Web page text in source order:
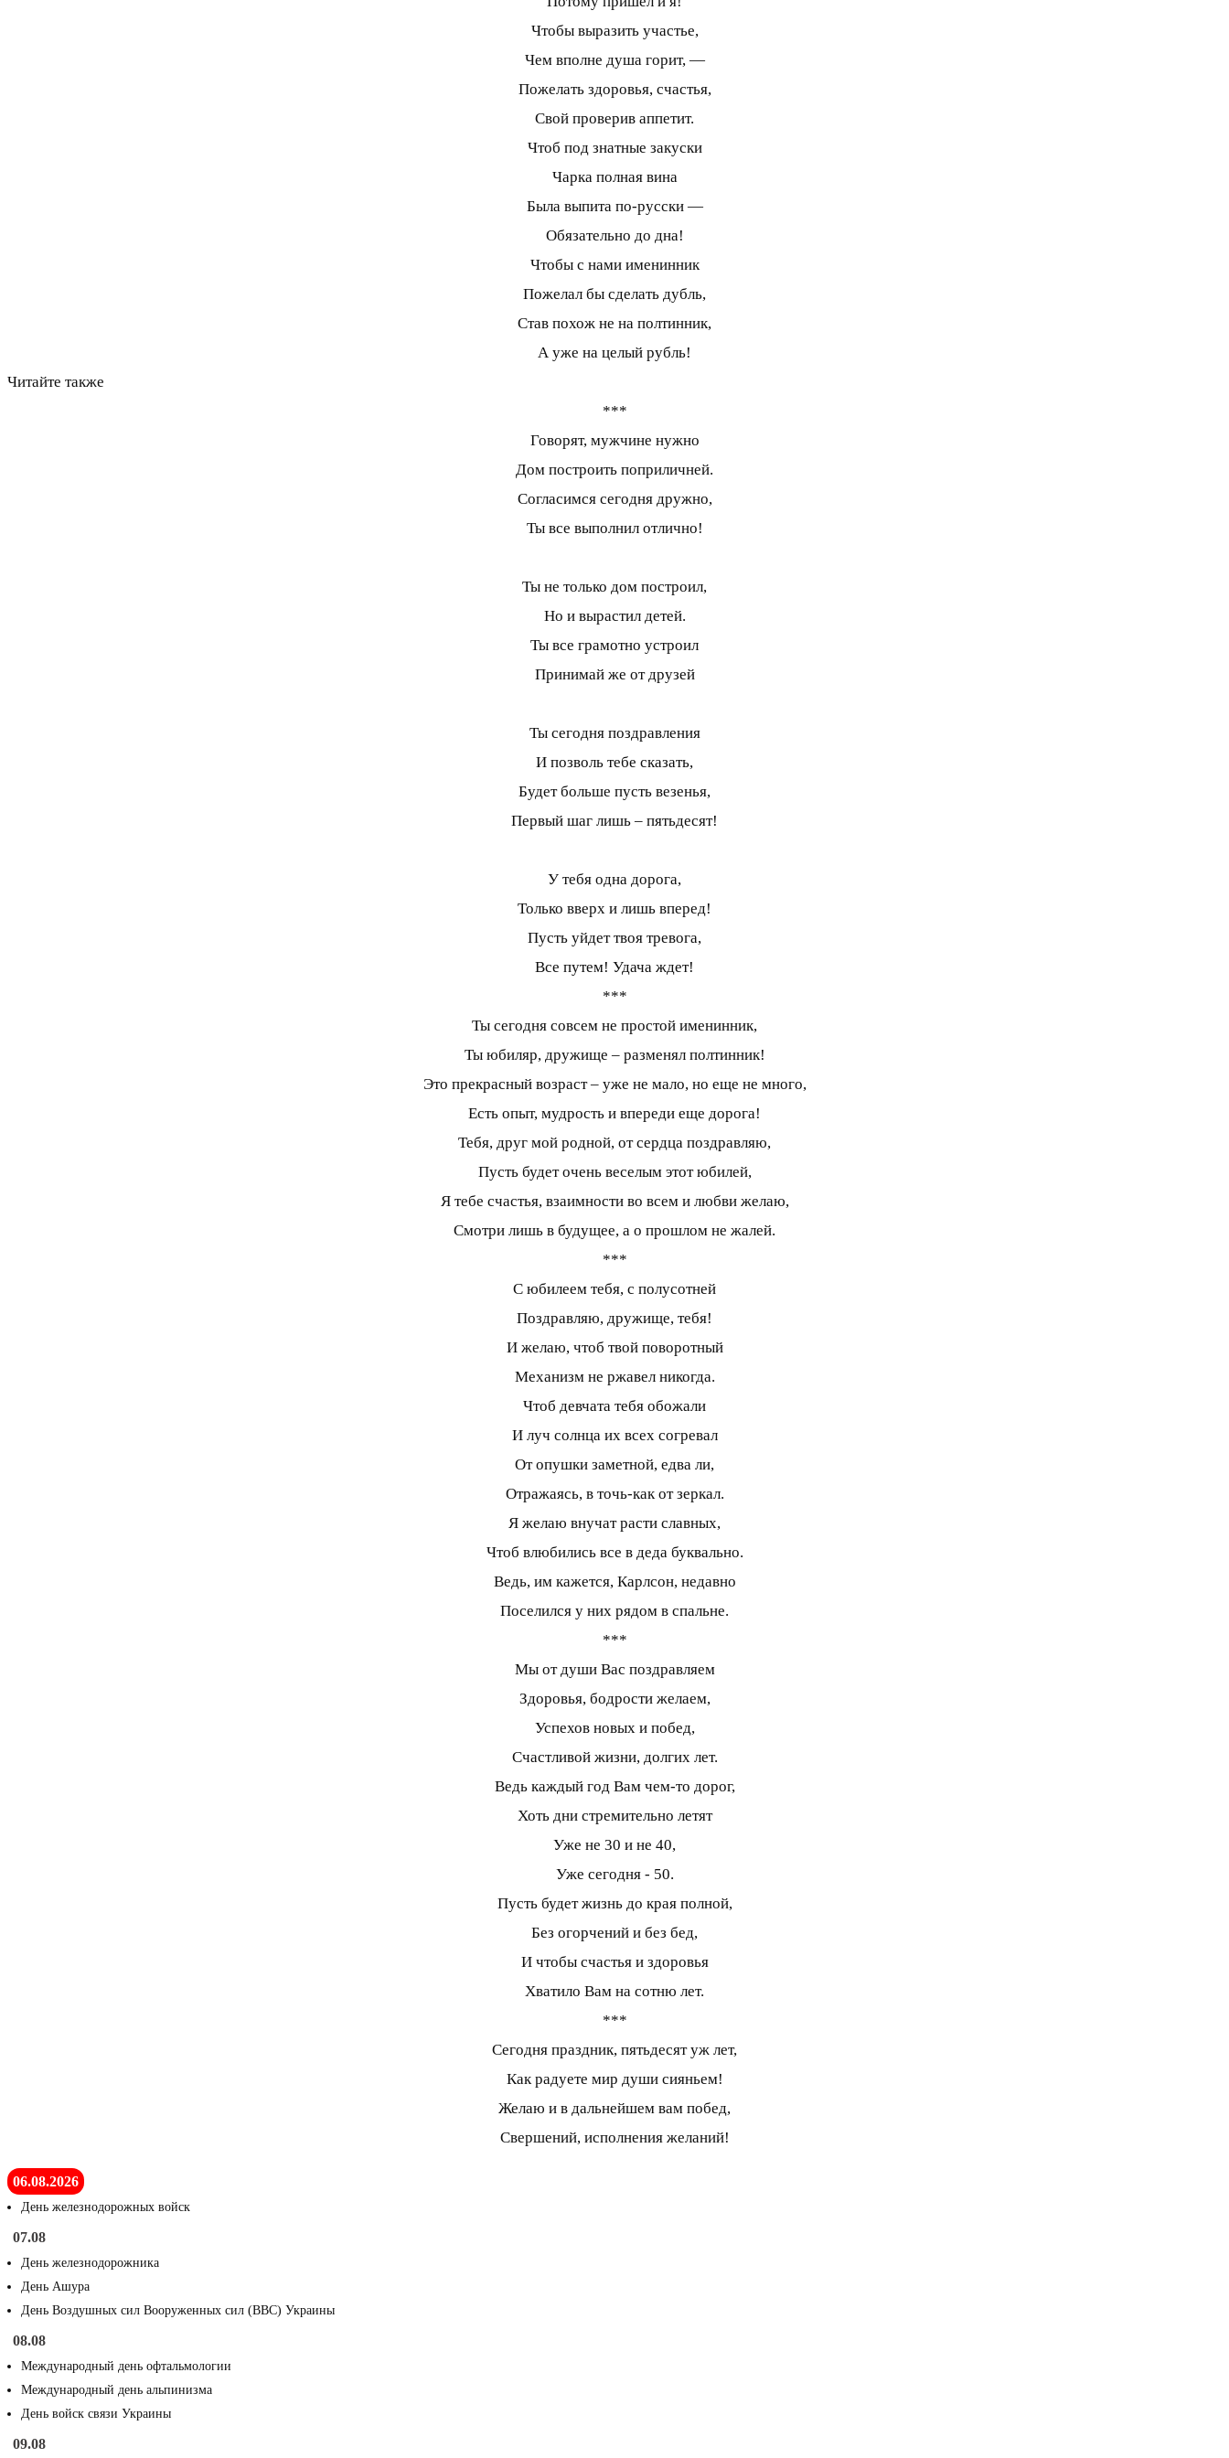
Чтобы выразить участье,
Чем вполне душа горит, —
Пожелать здоровья, счастья,
Свой проверив аппетит.
Чтоб под знатные закуски
Чарка полная вина
Была выпита по-русски —
Обязательно до дна!
Чтобы с нами именинник
Пожелал бы сделать дубль,
Став похож не на полтинник,
А уже на целый рубль!
Читайте также
***
Говорят, мужчине нужно
Дом построить поприличней.
Согласимся сегодня дружно,
Ты все выполнил отлично!
Ты не только дом построил,
Но и вырастил детей.
Ты все грамотно устроил
Принимай же от друзей
Ты сегодня поздравления
И позволь тебе сказать,
Будет больше пусть везенья,
Первый шаг лишь – пятьдесят!
У тебя одна дорога,
Только вверх и лишь вперед!
Пусть уйдет твоя тревога,
Все путем! Удача ждет!
***
Ты сегодня совсем не простой именинник,
Ты юбиляр, дружище – разменял полтинник!
Это прекрасный возраст – уже не мало, но еще не много,
Есть опыт, мудрость и впереди еще дорога!
Тебя, друг мой родной, от сердца поздравляю,
Пусть будет очень веселым этот юбилей,
Я тебе счастья, взаимности во всем и любви желаю,
Смотри лишь в будущее, а о прошлом не жалей.
***
С юбилеем тебя, с полусотней
Поздравляю, дружище, тебя!
И желаю, чтоб твой поворотный
Механизм не ржавел никогда.
Чтоб девчата тебя обожали
И луч солнца их всех согревал
От опушки заметной, едва ли,
Отражаясь, в точь-как от зеркал.
Я желаю внучат расти славных,
Чтоб влюбились все в деда буквально.
Ведь, им кажется, Карлсон, недавно
Поселился у них рядом в спальне.
***
Мы от души Вас поздравляем
Здоровья, бодрости желаем,
Успехов новых и побед,
Счастливой жизни, долгих лет.
Ведь каждый год Вам чем-то дорог,
Хоть дни стремительно летят
Уже не 30 и не 40,
Уже сегодня - 50.
Пусть будет жизнь до края полной,
Без огорчений и без бед,
И чтобы счастья и здоровья
Хватило Вам на сотню лет.
***
Сегодня праздник, пятьдесят уж лет,
Как радуете мир души сияньем!
Желаю и в дальнейшем вам побед,
Свершений, исполнения желаний!
06.08.2026
День железнодорожных войск
07.08
День железнодорожника
День Ашура
День Воздушных сил Вооруженных сил (ВВС) Украины
08.08
Международный день офтальмологии
Международный день альпинизма
День войск связи Украины
09.08